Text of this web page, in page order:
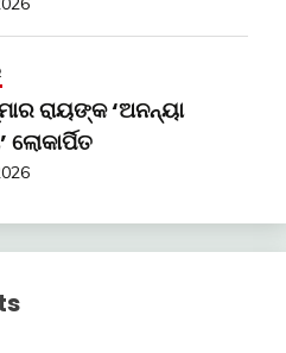
ରାୟଙ୍କ ‘ଅନନ୍ୟା
ଲୋକାର୍ପିତ